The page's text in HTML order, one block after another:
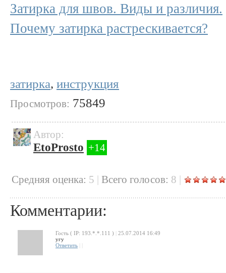
Затирка для швов. Виды и различия.
Почему затирка растрескивается?
затирка, инструкция
Просмотров: 75849
Автор:
EtoProsto +14
Cредняя оценка: 5 | Всего голосов: 8 |
Комментарии:
Гость ( IP: 193.*.*.111 )
25.07.2014 16:49
угу
Ответить